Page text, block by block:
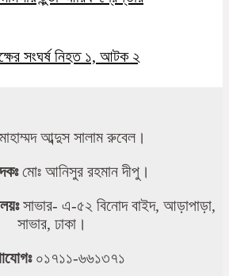
সংঘর্ষ নিহত ১, আটক ২
আব্দুস সালাম রুবেল।
মোঃ আনিসুর রহমান দীপু।
সাভার- এ-৫২ বিনোদ বাইদ, আড়াপাড়া,
সাভার, ঢাকা।
০১৭১১-৬৬১৩৭১